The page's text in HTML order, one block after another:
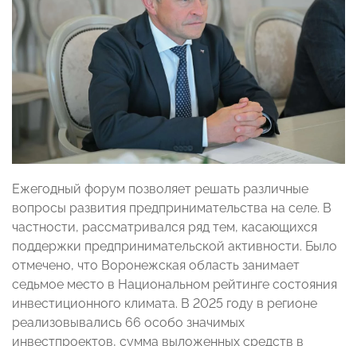
Ежегодный форум позволяет решать различные
вопросы развития предпринимательства на селе. В
частности, рассматривался ряд тем, касающихся
поддержки предпринимательской активности. Было
отмечено, что Воронежская область занимает
седьмое место в Национальном рейтинге состояния
инвестиционного климата. В 2025 году в регионе
реализовывались 66 особо значимых
инвестпроектов, сумма выложенных средств в